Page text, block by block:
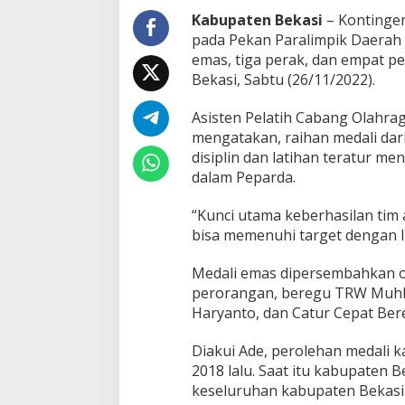
r
g
e
t
P
r
o
l
e
h
n
M
e
a
l
i
Kabupaten Bekasi –
pada Pekan Paralimpik
emas, tiga perak, dan empat
Bekasi, Sabtu (26/11/2022).
Asisten Pelatih Cabang
mengatakan, raihan medali
disiplin dan latihan teratur
dalam Peparda.
“Kunci utama keberhasilan
bisa memenuhi target dengan
Medali emas dipersembahkan
perorangan, beregu TRW
Haryanto, dan Catur Cepat
Diakui Ade, perolehan medali
2018 lalu. Saat itu kabupaten
keseluruhan kabupaten